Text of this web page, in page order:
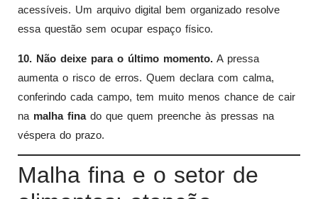
acessíveis. Um arquivo digital bem organizado resolve
essa questão sem ocupar espaço físico.
10. Não deixe para o último momento. A pressa
aumenta o risco de erros. Quem declara com calma,
conferindo cada campo, tem muito menos chance de cair
na malha finado que quem preenche às pressas na
véspera do prazo.
Malha fina e o setor de